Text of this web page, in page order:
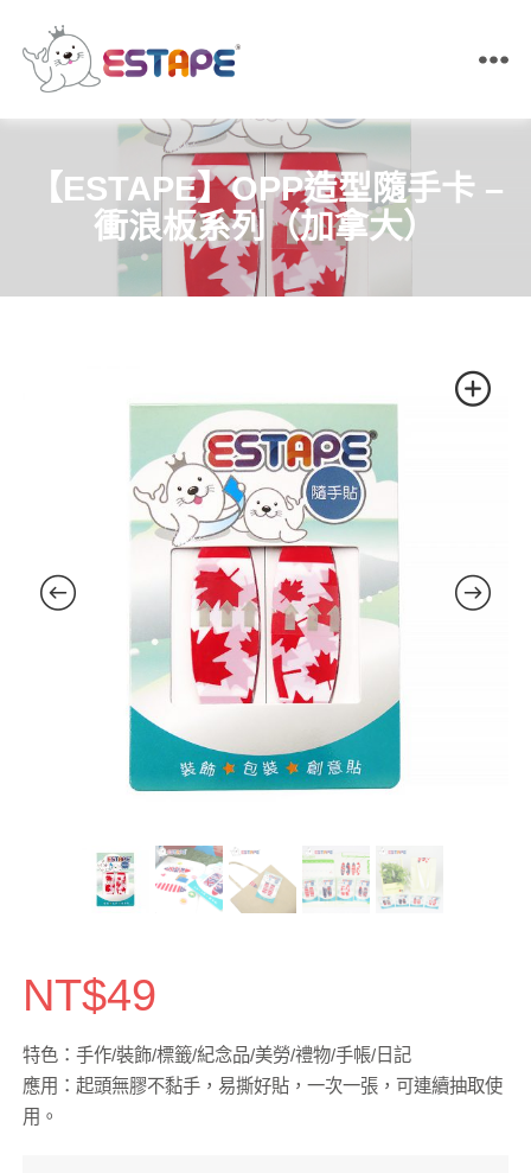
王
【ESTAPE】OPP造型隨手卡 –
衝浪板系列（加拿大）
NT$49
特色：手作/裝飾/標籤/紀念品/美勞/禮物/手帳/日記
應用：起頭無膠不黏手，易撕好貼，一次一張，可連續抽取使
用。